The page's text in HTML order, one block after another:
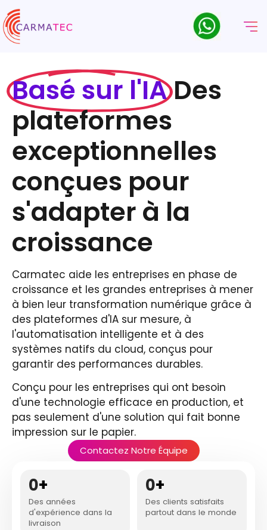
Basé sur l'IA Des
plateformes
exceptionnelles
conçues pour
s'adapter à la
croissance
Carmatec aide les entreprises en phase de
croissance et les grandes entreprises à mener
à bien leur transformation numérique grâce à
des plateformes d'IA sur mesure, à
l'automatisation intelligente et à des
systèmes natifs du cloud, conçus pour
garantir des performances durables.
Conçu pour les entreprises qui ont besoin
d'une technologie efficace en production, et
pas seulement d'une solution qui fait bonne
impression sur le papier.
Contactez Notre Équipe
0+
Des années
d'expérience dans la
livraison
0+
Des clients satisfaits
partout dans le monde